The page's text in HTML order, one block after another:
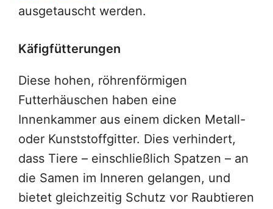
ausgetauscht werden.
Käfigfütterungen
Diese hohen, röhrenförmigen
Futterhäuschen haben eine
Innenkammer aus einem dicken Metall-
oder Kunststoffgitter. Dies verhindert,
dass Tiere – einschließlich Spatzen – an
die Samen im Inneren gelangen, und
bietet gleichzeitig Schutz vor Raubtieren